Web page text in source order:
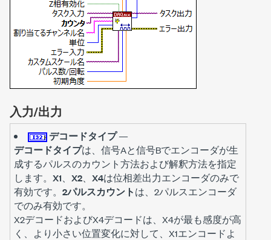
入力/出力
デコードタイプ—
デコードタイプは、信号Aと信号Bでエンコーダが生
成するパルスのカウント方法および解釈方法を指定
します。 X1 X2 X4は位相差出力エンコーダのみで
有効です。 2パルスカウントは、2パルスエンコーダ
でのみ有効です。
X2デコードおよびX4デコードは、X4が最も感度が高
く、より小さい位置変化に対して、X1エンコードよ